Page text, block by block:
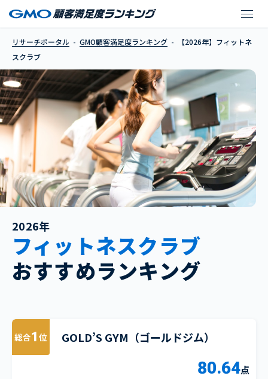
【2026年】フィットネ
リサーチポータル GMO顧客満足度ランキング
【2026年】フィットネ
スクラブ
2026年
フィットネスクラブ
おすすめランキング
総合1 位 GOLD’S GYM（ゴールドジム）
80.64点